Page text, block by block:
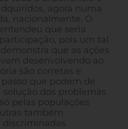
agora numa
nacionalmente. O
que seria
pois um tal
que as ações
desenvolvendo ao
são corretas e
que podem de
dos problemas
pelas populações
também